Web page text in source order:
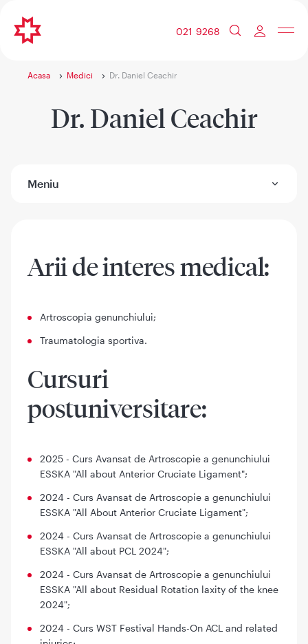
021 9268
Acasa Medici Dr. Daniel Ceachir
Dr. Daniel Ceachir
Meniu
Arii de interes medical:
Artroscopia genunchiului;
Traumatologia sportiva.
Cursuri
postuniversitare:
2025 - Curs Avansat de Artroscopie a genunchiului
ESSKA "All about Anterior Cruciate Ligament";
2024 - Curs Avansat de Artroscopie a genunchiului
ESSKA "All About Anterior Cruciate Ligament";
2024 - Curs Avansat de Artroscopie a genunchiului
ESSKA "All about PCL 2024";
2024 - Curs Avansat de Artroscopie a genunchiului
ESSKA "All about Residual Rotation laxity of the knee
2024";
2024 - Curs WST Festival Hands-On ACL and related